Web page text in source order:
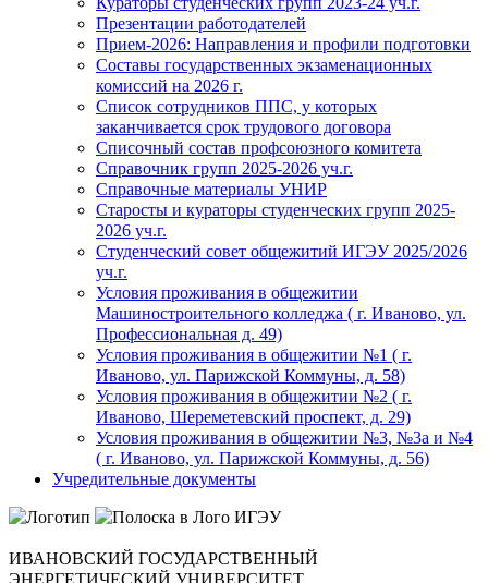
Презентации работодателей
Прием-2026: Направления и профили подготовки
Составы государственных экзаменационных
комиссий на 2026 г.
Список сотрудников ППС, у которых
заканчивается срок трудового договора
Списочный состав профсоюзного комитета
Справочник групп 2025-2026 уч.г.
Справочные материалы УНИР
Старосты и кураторы студенческих групп 2025-
2026 уч.г.
Студенческий совет общежитий ИГЭУ 2025/2026
уч.г.
Условия проживания в общежитии
Машиностроительного колледжа ( г. Иваново, ул.
Профессиональная д. 49)
Условия проживания в общежитии №1 ( г.
Иваново, ул. Парижской Коммуны, д. 58)
Условия проживания в общежитии №2 ( г.
Иваново, Шереметевский проспект, д. 29)
Условия проживания в общежитии №3, №3а и №4
( г. Иваново, ул. Парижской Коммуны, д. 56)
Учредительные документы
ИВАНОВСКИЙ ГОСУДАРСТВЕННЫЙ